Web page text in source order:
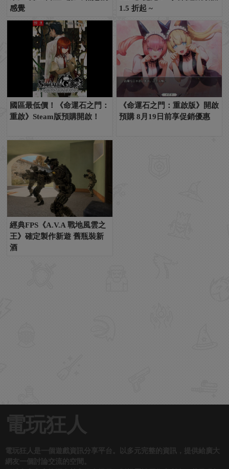
感覺
1.5 折起 ~
國區最低價！《命運石之門：
重啟》Steam版預購開啟！
《命運石之門：重啟版》開啟
預購 8月19日前享促銷優惠
經典FPS《A.V.A 戰地風雲之
王》確定製作新遊 舊瓶裝新
酒
電玩狂人
電玩狂人是一個遊戲資訊分享平台。以多元完整的資訊，提供給廣大
網友一個討論交流的空間。